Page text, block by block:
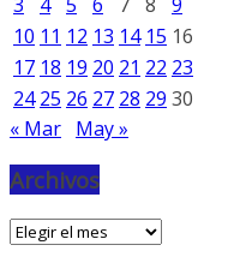
10 11 12 13 14 15 16
17 18 19 20 21 22 23
24 25 26 27 28 29 30
« Mar May »
Archivos
Archivos